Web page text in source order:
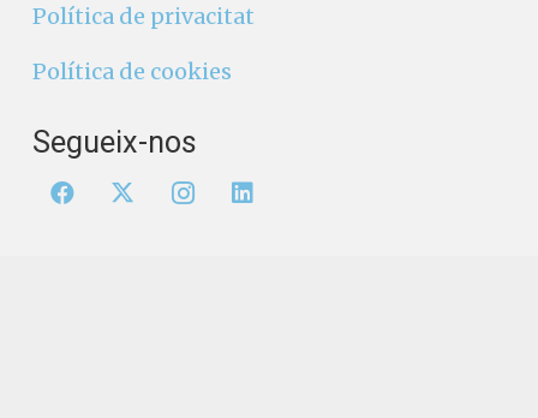
Política de privacitat
Política de cookies
Segueix-nos